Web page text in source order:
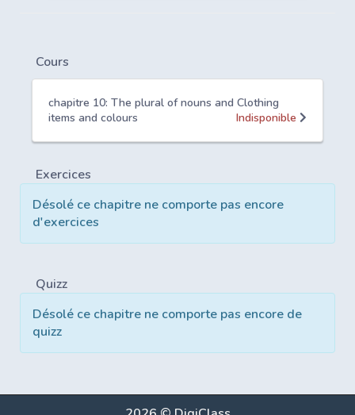
Cours
chapitre 10: The plural of nouns and Clothing
items and colours
Indisponible
Exercices
Désolé ce chapitre ne comporte pas encore
d'exercices
Quizz
Désolé ce chapitre ne comporte pas encore de
quizz